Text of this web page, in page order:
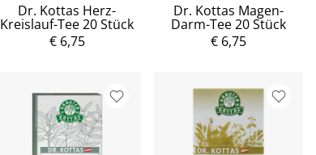
Dr. Kottas Herz-
Kreislauf-Tee 20 Stück
€ 6,75
Dr. Kottas Magen-
Darm-Tee 20 Stück
€ 6,75